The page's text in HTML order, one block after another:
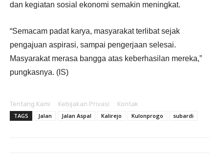
dan kegiatan sosial ekonomi semakin meningkat.
“Semacam padat karya, masyarakat terlibat sejak
pengajuan aspirasi, sampai pengerjaan selesai.
Masyarakat merasa bangga atas keberhasilan mereka,”
pungkasnya. (IS)
Tentang Kami Kebijakan Privasi
Kontak
TAGS
Jalan Jalan Aspal Kalirejo Kulonprogo subardi